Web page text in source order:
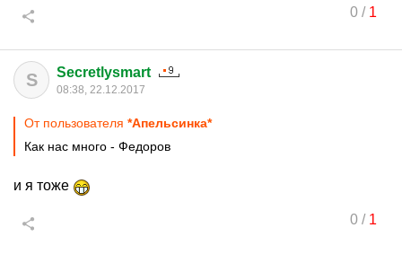
0/ 1
S Secretlysmart
08:38, 22.12.2017
От пользователя *Апельсинка*
Как нас много - Федоров
и я тоже
0/ 1